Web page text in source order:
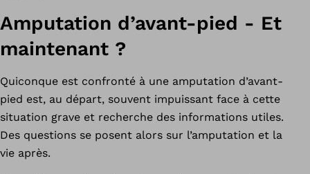
Amputation d’avant-pied - Et
maintenant ?
Quiconque est confronté à une amputation d’avant-
pied est, au départ, souvent impuissant face à cette
situation grave et recherche des informations utiles.
Des questions se posent alors sur l’amputation et la
vie après.